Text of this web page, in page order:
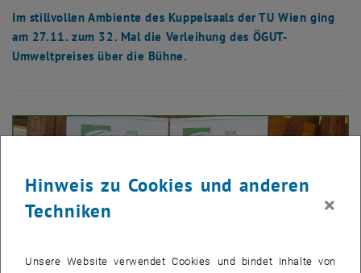
Im stillvollen Ambiente des Kuppelsaals der TU Wien ging
am 27.11. zum 32. Mal die Verleihung des ÖGUT-
Umweltpreises über die Bühne.
Hinweis zu Cookies und anderen
Techniken
×
Unsere Website verwendet Cookies und bindet Inhalte von